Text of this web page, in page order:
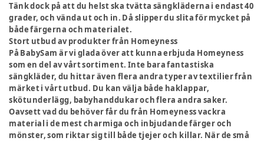
Tänk dock på att du helst ska tvätta sängkläderna i endast 40
grader, och vända ut och in. Då slipper du slita för mycket på
både färgerna och materialet.
Stort utbud av produkter från Homeyness
På BabySam är vi glada över att kunna erbjuda Homeyness
som en del av vårt sortiment. Inte bara fantastiska
sängkläder, du hittar även flera andra typer av textilier från
märket i vårt utbud. Du kan välja både haklappar,
skötunderlägg, babyhanddukar och flera andra saker.
Oavsett vad du behöver får du från Homeyness vackra
material i de mest charmiga och inbjudande färger och
mönster, som riktar sig till både tjejer och killar. När de små